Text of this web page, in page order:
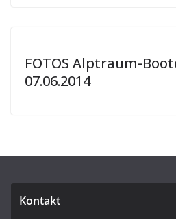
FOTOS Alptraum-
07.06.2014
Kontakt